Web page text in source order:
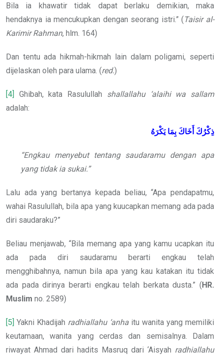
Bila ia khawatir tidak dapat berlaku demikian, maka
hendaknya ia mencukupkan dengan seorang istri.” (Taisir al-
Karimir Rahman, hlm. 164)
Dan tentu ada hikmah-hikmah lain dalam poligami, seperti
dijelaskan oleh para ulama. (red.)
[4] Ghibah, kata Rasulullah shallallahu ‘alaihi wa sallam
adalah:
ذِكْرُكَ أَخَاكَ بِمَا يَكْرَهُ
“Engkau menyebut tentang saudaramu dengan apa
yang tidak ia sukai.”
Lalu ada yang bertanya kepada beliau, “Apa pendapatmu,
wahai Rasulullah, bila apa yang kuucapkan memang ada pada
diri saudaraku?”
Beliau menjawab, “Bila memang apa yang kamu ucapkan itu
ada pada diri saudaramu berarti engkau telah
mengghibahnya, namun bila apa yang kau katakan itu tidak
ada pada dirinya berarti engkau telah berkata dusta.” (HR.
Muslim no. 2589)
[5] Yakni Khadijah radhiallahu ‘anha itu wanita yang memiliki
keutamaan, wanita yang cerdas dan semisalnya. Dalam
riwayat Ahmad dari hadits Masruq dari ‘Aisyah radhiallahu